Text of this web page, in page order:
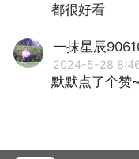
都很好看
一抹星辰
2024-5-28
默默点了个赞~